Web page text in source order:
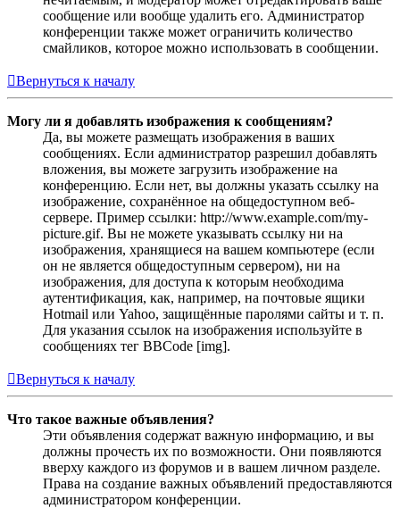
сообщение или вообще удалить его. Администратор
конференции также может ограничить количество
смайликов, которое можно использовать в сообщении.
Вернуться к началу
Могу ли я добавлять изображения к сообщениям?
Да, вы можете размещать изображения в ваших
сообщениях. Если администратор разрешил добавлять
вложения, вы можете загрузить изображение на
конференцию. Если нет, вы должны указать ссылку на
изображение, сохранённое на общедоступном веб-
сервере. Пример ссылки: http://www.example.com/my-
picture.gif. Вы не можете указывать ссылку ни на
изображения, хранящиеся на вашем компьютере (если
он не является общедоступным сервером), ни на
изображения, для доступа к которым необходима
аутентификация, как, например, на почтовые ящики
Hotmail или Yahoo, защищённые паролями сайты и т. п.
Для указания ссылок на изображения используйте в
сообщениях тег BBCode [img].
Вернуться к началу
Что такое важные объявления?
Эти объявления содержат важную информацию, и вы
должны прочесть их по возможности. Они появляются
вверху каждого из форумов и в вашем личном разделе.
Права на создание важных объявлений предоставляются
администратором конференции.